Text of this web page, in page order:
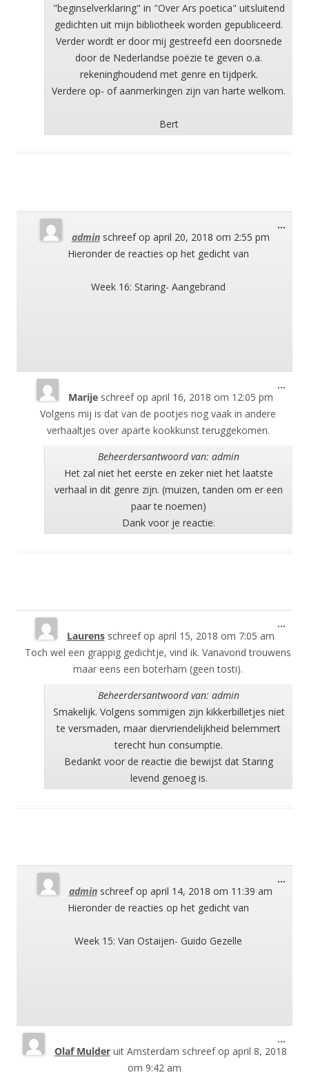
"beginselverklaring" in "Over Ars poetica" uitsluitend
gedichten uit mijn bibliotheek worden gepubliceerd.
Verder wordt er door mij gestreefd een doorsnede
door de Nederlandse poëzie te geven o.a.
rekeninghoudend met genre en tijdperk.
Verdere op- of aanmerkingen zijn van harte welkom.
Bert
admin schreef op april 20, 2018 om 2:55 pm
Hieronder de reacties op het gedicht van
Week 16: Staring- Aangebrand
...
Marije schreef op april 16, 2018 om 12:05 pm
Volgens mij is dat van de pootjes nog vaak in andere
verhaaltjes over aparte kookkunst teruggekomen.
Beheerdersantwoord van: admin
Het zal niet het eerste en zeker niet het laatste
verhaal in dit genre zijn. (muizen, tanden om er een
paar te noemen)
Dank voor je reactie.
...
Laurens schreef op april 15, 2018 om 7:05 am
Toch wel een grappig gedichtje, vind ik. Vanavond trouwens
maar eens een boterham (geen tosti).
Beheerdersantwoord van: admin
Smakelijk. Volgens sommigen zijn kikkerbilletjes niet
te versmaden, maar diervriendelijkheid belemmert
terecht hun consumptie.
Bedankt voor de reactie die bewijst dat Staring
levend genoeg is.
...
admin schreef op april 14, 2018 om 11:39 am
Hieronder de reacties op het gedicht van
Week 15: Van Ostaijen- Guido Gezelle
...
Olaf Mulder uit Amsterdam schreef op april 8, 2018
om 9:42 am
...
deze